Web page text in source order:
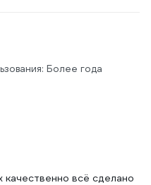
Более года
всё сделано